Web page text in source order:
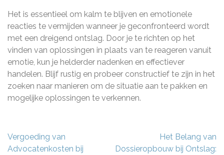
Het is essentieel om kalm te blijven en emotionele
reacties te vermijden wanneer je geconfronteerd wordt
met een dreigend ontslag. Door je te richten op het
vinden van oplossingen in plaats van te reageren vanuit
emotie, kun je helderder nadenken en effectiever
handelen. Blijf rustig en probeer constructief te zijn in het
zoeken naar manieren om de situatie aan te pakken en
mogelijke oplossingen te verkennen.
Berichtnavigatie
Vergoeding van
Advocatenkosten bij
Het Belang van
Dossieropbouw bij Ontslag: